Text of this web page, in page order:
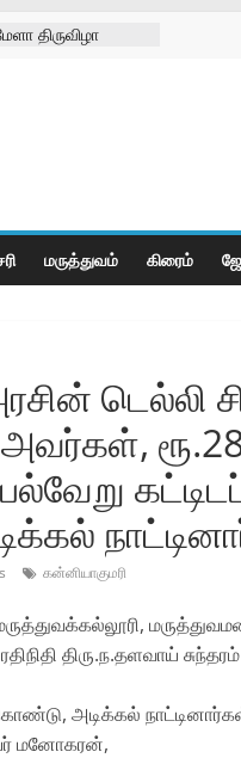
திருவிழா
போட்டிகள்
மருத்துவம் கிரைம்
டெல்லி
கன்னியாகுமரி
திரு.ந.தளவாய்‌
அடிக்கல்‌
மனோகரன்‌,